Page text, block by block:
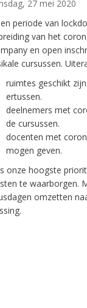
27 mei 2020
periode van
van het
en open
cursussen.
ruimtes geschikt
ertussen.
deelnemers met
de cursussen.
docenten met
mogen geven.
onze hoogste
te waarborgen.
omzetten